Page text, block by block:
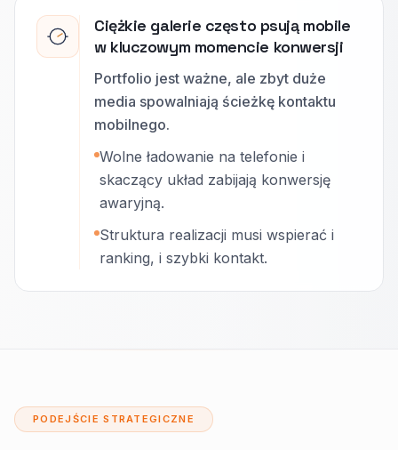
Ciężkie galerie często psują mobile
w kluczowym momencie konwersji
Portfolio jest ważne, ale zbyt duże
media spowalniają ścieżkę kontaktu
mobilnego.
Wolne ładowanie na telefonie i
skaczący układ zabijają konwersję
awaryjną.
Struktura realizacji musi wspierać i
ranking, i szybki kontakt.
PODEJŚCIE STRATEGICZNE